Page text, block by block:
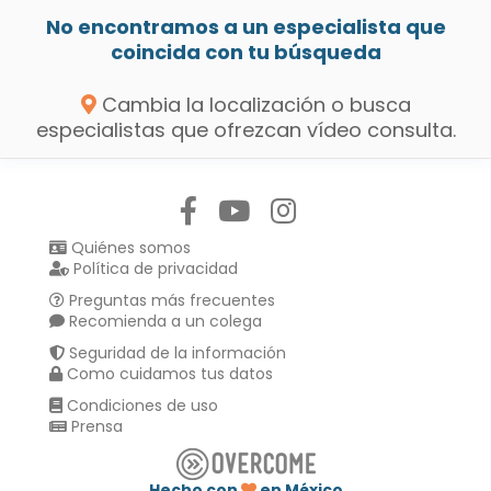
No encontramos a un especialista que
coincida con tu búsqueda
Cambia la localización o busca
especialistas que ofrezcan vídeo consulta.
Quiénes somos
Política de privacidad
Preguntas más frecuentes
Recomienda a un colega
Seguridad de la información
Como cuidamos tus datos
Condiciones de uso
Prensa